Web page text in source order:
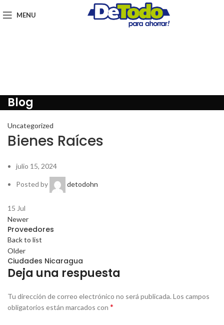
MENU
Blog
Uncategorized
Bienes Raíces
julio 15, 2024
Posted by detodohn
15 Jul
Newer
Proveedores
Back to list
Older
Ciudades Nicaragua
Deja una respuesta
Tu dirección de correo electrónico no será publicada. Los campos
obligatorios están marcados con *